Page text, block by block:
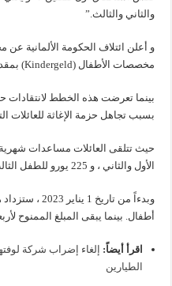
والثاني والثالث.”
و أعلن ائتلاف الحكومة الألمانية
مخصصات الأطفال (Kindergeld) بمقدار 18 يورو شهريًا لأول طفلين.
بينما تعرضت هذه الخطط لانتقادات
بسبب تجاهل حزمة الإغاثة للعائلات
الأول والثاني ، و 225 يورو للطفل الثالث و 250 يورو لأي طفل إضافي.
أطفال. بينما يبقى المبلغ الممنوح
اقرأ أيضاً: إلغاء إضراب شركة
الطيارين